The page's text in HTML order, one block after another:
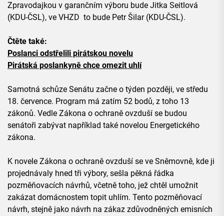
Zpravodajkou v garančním výboru bude Jitka Seitlová
(KDU-ČSL), ve VHZD to bude Petr Šilar (KDU-ČSL).
Čtěte také:
Poslanci odstřelili pirátskou novelu
Pirátská poslankyně chce omezit uhlí
Samotná schůze Senátu začne o týden později, ve středu
18. července. Program má zatím 52 bodů, z toho 13
zákonů. Vedle Zákona o ochraně ovzduší se budou
senátoři zabývat například také novelou Energetického
zákona.
K novele Zákona o ochraně ovzduší se ve Sněmovně, kde ji
projednávaly hned tři výbory, sešla pěkná řádka
pozměňovacích návrhů, včetně toho, jež chtěl umožnit
zakázat domácnostem topit uhlím. Tento pozměňovací
návrh, stejně jako návrh na zákaz zdůvodněných emisních